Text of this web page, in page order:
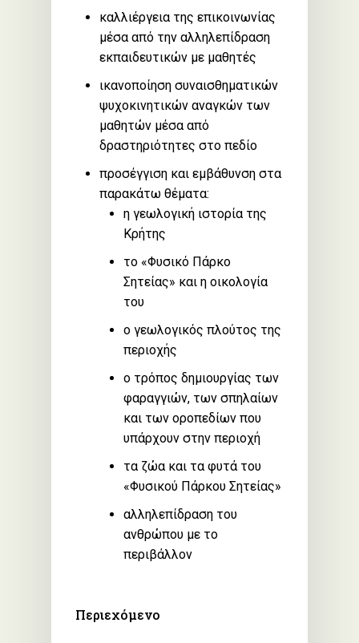
καλλιέργεια της επικοινωνίας
μέσα από την αλληλεπίδραση
εκπαιδευτικών με μαθητές
ικανοποίηση συναισθηματικών
ψυχοκινητικών αναγκών των
μαθητών μέσα από
δραστηριότητες στο πεδίο
προσέγγιση και εμβάθυνση στα
παρακάτω θέματα:
η γεωλογική ιστορία της
Κρήτης
το «Φυσικό Πάρκο
Σητείας» και η οικολογία
του
ο γεωλογικός πλούτος της
περιοχής
ο τρόπος δημιουργίας των
φαραγγιών, των σπηλαίων
και των οροπεδίων που
υπάρχουν στην περιοχή
τα ζώα και τα φυτά του
«Φυσικού Πάρκου Σητείας»
αλληλεπίδραση του
ανθρώπου με το
περιβάλλον
Περιεχόμενο